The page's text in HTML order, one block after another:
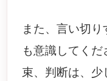
また、言い切
も意識してく
束、判断は、少